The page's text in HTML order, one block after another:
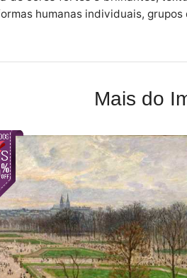
humanas individuais, grupos
Mais do